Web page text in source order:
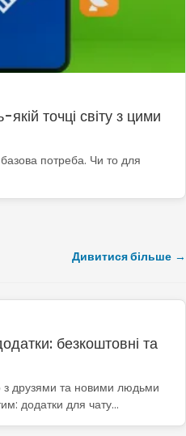
точці світу з цими
потреба. Чи то для
Дивитися більше
безкоштовні та
з друзями та новими людьми
додатки для чату…